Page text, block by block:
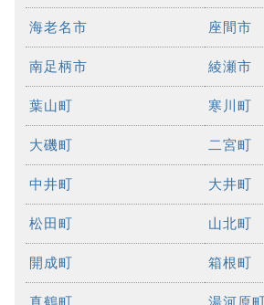
海老名市 座間市
南足柄市 綾瀬市
葉山町 寒川町
大磯町 二宮町
中井町 大井町
松田町 山北町
開成町 箱根町
真鶴町 湯河原